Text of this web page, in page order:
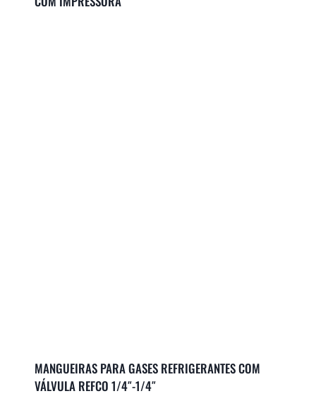
MANGUEIRAS PARA GASES REFRIGERANTES COM
VÁLVULA REFCO 1/4″-1/4″